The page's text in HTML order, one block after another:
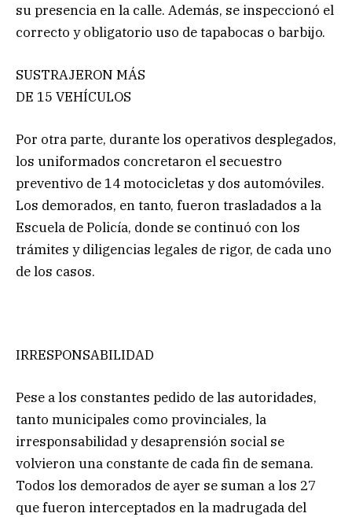
su presencia en la calle. Además, se inspeccionó el
correcto y obligatorio uso de tapabocas o barbijo.
SUSTRAJERON MÁS
DE 15 VEHÍCULOS
Por otra parte, durante los operativos desplegados,
los uniformados concretaron el secuestro
preventivo de 14 motocicletas y dos automóviles.
Los demorados, en tanto, fueron trasladados a la
Escuela de Policía, donde se continuó con los
trámites y diligencias legales de rigor, de cada uno
de los casos.
IRRESPONSABILIDAD
Pese a los constantes pedido de las autoridades,
tanto municipales como provinciales, la
irresponsabilidad y desaprensión social se
volvieron una constante de cada fin de semana.
Todos los demorados de ayer se suman a los 27
que fueron interceptados en la madrugada del